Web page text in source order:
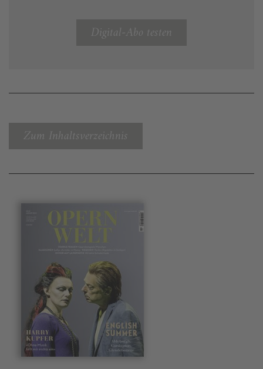
Digital-Abo testen
Zum Inhaltsverzeichnis